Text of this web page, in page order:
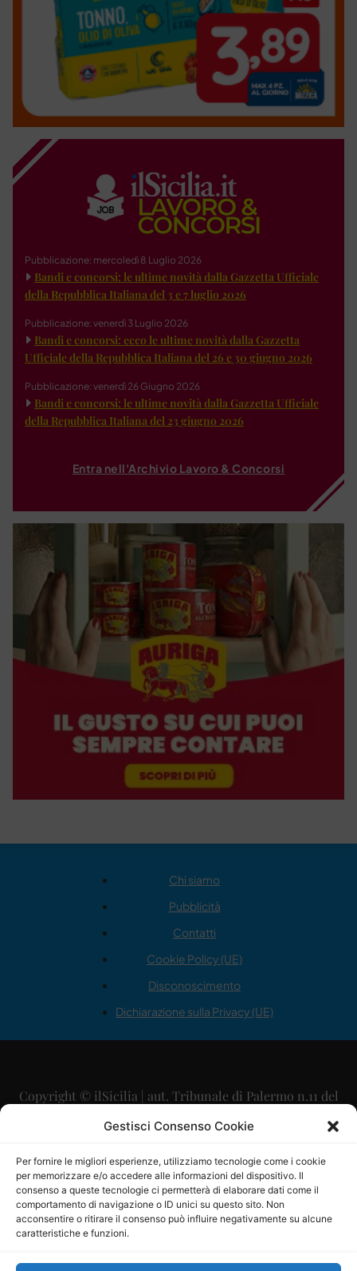
Gestisci Consenso Cookie
Per fornire le migliori esperienze, utilizziamo tecnologie come i cookie
per memorizzare e/o accedere alle informazioni del dispositivo. Il
consenso a queste tecnologie ci permetterà di elaborare dati come il
comportamento di navigazione o ID unici su questo sito. Non
acconsentire o ritirare il consenso può influire negativamente su alcune
caratteristiche e funzioni.
Pubblicazione: mercoledì 8 Luglio 2026
Bandi e concorsi: le ultime novità dalla Gazzetta Ufficiale
della Repubblica Italiana del 3 e 7 luglio 2026
Pubblicazione: venerdì 3 Luglio 2026
Bandi e concorsi: ecco le ultime novità dalla Gazzetta
Ufficiale della Repubblica Italiana del 26 e 30 giugno 2026
Pubblicazione: venerdì 26 Giugno 2026
Bandi e concorsi: le ultime novità dalla Gazzetta Ufficiale
della Repubblica Italiana del 23 giugno 2026
Entra nell'Archivio Lavoro & Concorsi
Chi siamo
Pubblicità
Contatti
Cookie Policy (UE)
Disconoscimento
Dichiarazione sulla Privacy (UE)
Copyright © ilSicilia | aut. Tribunale di Palermo n.11 del
29/09/2015
Direttore Editoriale: Maurizio Scaglione
Direttore Responsabile: Maria Calabrese